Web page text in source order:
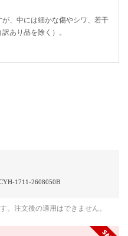
、中には細かな傷やシワ、若干
あり品を除く）。
1711-2608050B
。注文後の適用はできません。